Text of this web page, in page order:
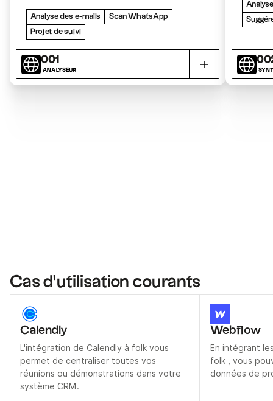
Analyse des e-mails Scan WhatsApp
Projet de suivi
001
ANALYSEUR
Cas d'utilisation courants
Calendly
L'intégration de Calendly à folk vous
permet de centraliser toutes vos
réunions ou démonstrations dans votre
système CRM.
Webflow
En intégrant
folk , vous
données de